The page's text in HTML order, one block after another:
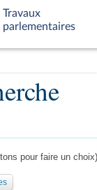
Travaux
parlementaires
pour faire un choix)